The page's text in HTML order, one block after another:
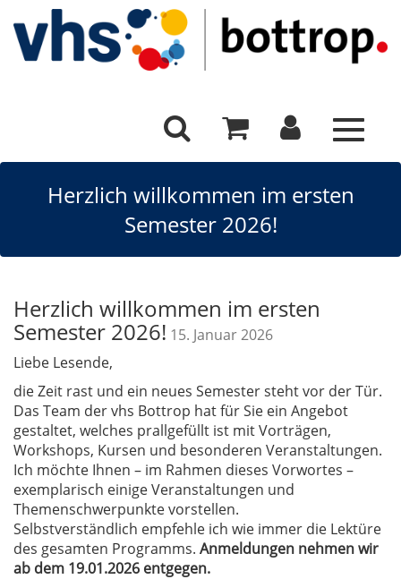
Toggle
Herzlich willkommen im ersten
Semester 2026!
Herzlich willkommen im ersten
Semester 2026! 15. Januar 2026
Liebe Lesende,
die Zeit rast und ein neues Semester steht vor der Tür.
Das Team der vhs Bottrop hat für Sie ein Angebot
gestaltet, welches prallgefüllt ist mit Vorträgen,
Workshops, Kursen und besonderen Veranstaltungen.
Ich möchte Ihnen – im Rahmen dieses Vorwortes –
exemplarisch einige Veranstaltungen und
Themenschwerpunkte vorstellen.
Selbstverständlich empfehle ich wie immer die Lektüre
des gesamten Programms. Anmeldungen nehmen wir
ab dem 19.01.2026 entgegen.